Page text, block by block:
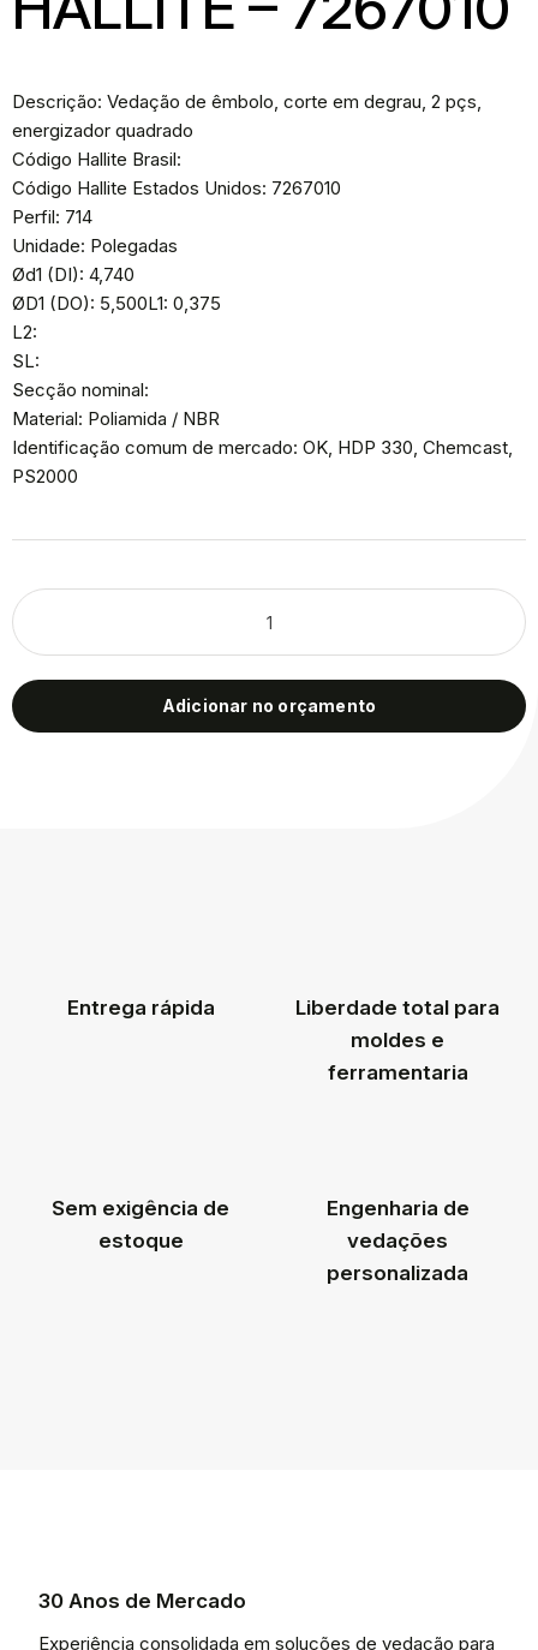
Descrição: Vedação de êmbolo, corte em degrau, 2 pçs,
energizador quadrado
Código Hallite Brasil:
Código Hallite Estados Unidos: 7267010
Perfil: 714
Unidade: Polegadas
Ød1 (DI): 4,740
ØD1 (DO): 5,500L1: 0,375
L2:
SL:
Secção nominal:
Material: Poliamida / NBR
Identificação comum de mercado: OK, HDP 330, Chemcast,
PS2000
Adicionar no orçamento
Entrega rápida
Liberdade total para
moldes e
ferramentaria
Sem exigência de
estoque
Engenharia de
vedações
personalizada
30 Anos de Mercado
Experiência consolidada em soluções de vedação para